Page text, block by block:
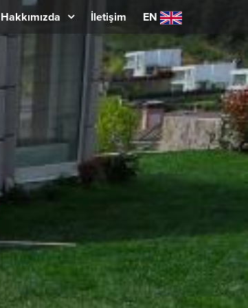
Hakkımızda İletişim EN